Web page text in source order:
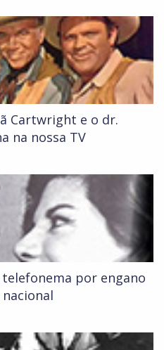
Cartwright e o dr.
na nossa TV
telefonema por engano